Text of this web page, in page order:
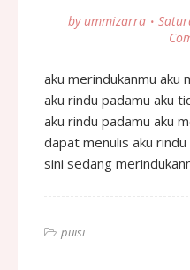
by ummizarra
aku merindukanmu aku
aku rindu padamu aku
aku rindu padamu aku
dapat menulis aku
sini sedang
puisi